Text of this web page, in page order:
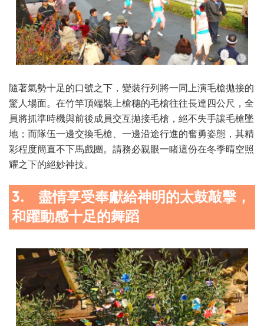
隨著氣勢十足的口號之下，變裝行列將一同上演毛槍拋接的
驚人場面。在竹竿頂端裝上槍穗的毛槍往往長達四公尺，全
員將抓準時機與前後成員交互拋接毛槍，絕不失手讓毛槍墜
地；而隊伍一邊交換毛槍、一邊沿途行進的奮勇姿態，其精
彩程度簡直不下馬戲團。請務必親眼一睹這份在冬季晴空照
耀之下的絕妙神技。
3. 盡情享受奉獻給神明的太鼓敲擊，
和躍動感十足的舞蹈